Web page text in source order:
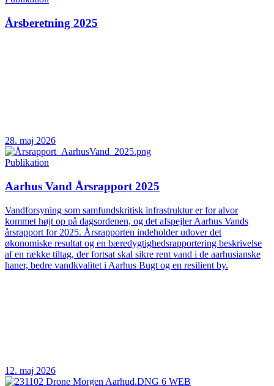
Årsberetning 2025
28. maj 2026
Publikation
Aarhus Vand Årsrapport 2025
Vandforsyning som samfundskritisk infrastruktur er for alvor
kommet højt op på dagsordenen, og det afspejler Aarhus Vands
årsrapport for 2025. Årsrapporten indeholder udover det
økonomiske resultat og en bæredygtighedsrapportering beskrivelse
af en række tiltag, der fortsat skal sikre rent vand i de aarhusianske
haner, bedre vandkvalitet i Aarhus Bugt og en resilient by.
12. maj 2026